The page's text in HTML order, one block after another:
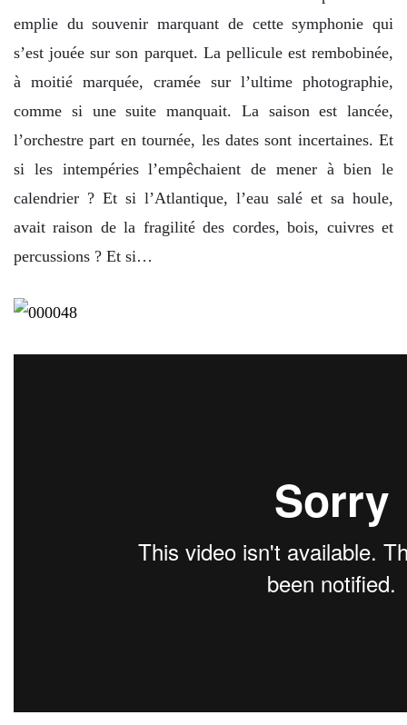
emplie du souvenir marquant de cette symphonie qui
s’est jouée sur son parquet. La pellicule est rembobinée,
à moitié marquée, cramée sur l’ultime photographie,
comme si une suite manquait. La saison est lancée,
l’orchestre part en tournée, les dates sont incertaines. Et
si les intempéries l’empêchaient de mener à bien le
calendrier ? Et si l’Atlantique, l’eau salé et sa houle,
avait raison de la fragilité des cordes, bois, cuivres et
percussions ? Et si…